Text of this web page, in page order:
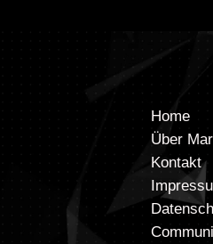
Home
Über
Kontakt